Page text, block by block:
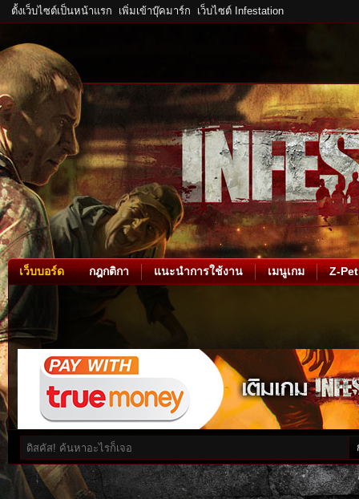
ตั้งเว็บไซต์เป็นหน้าแรก เพิ่มเข้าบุ๊คมาร์ก เว็บไซต์ Infestation
เว็บบอร์ด กฎกติกา แนะนำการใช้งาน เมนูเกม Z-Pet